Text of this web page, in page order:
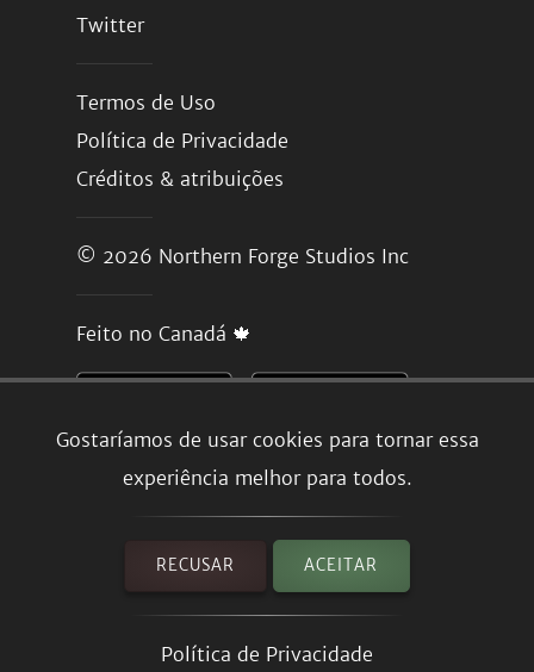
Gostaríamos de usar cookies para tornar essa
experiência melhor para todos.
RECUSAR ACEITAR
Política de Privacidade
Twitter
Termos de Uso
Política de Privacidade
Créditos & atribuições
© 2026 Northern Forge Studios Inc
Feito no Canadá 🍁